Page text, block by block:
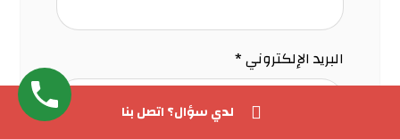
البريد الإلكتروني*
لدي سؤال؟ اتصل بنا